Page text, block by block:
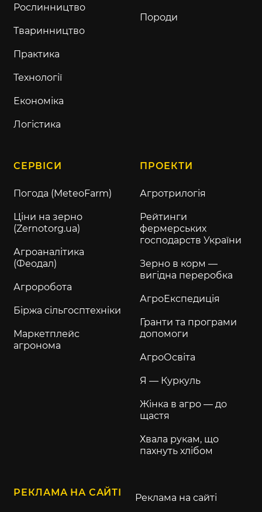
Рослинництво
Тваринництво
Практика
Технології
Економіка
Логістика
Породи
СЕРВІСИ
Погода (MeteoFarm)
Ціни на зерно
(Zernotorg.ua)
Агроаналітика
(Феодал)
Агроробота
Біржа сільгосптехніки
Маркетплейс
агронома
ПРОЕКТИ
Агротрилогія
Рейтинги
фермерських
господарств України
Зерно в корм —
вигідна переробка
АгроЕкспедиція
Гранти та програми
допомоги
АгроОсвіта
Я — Куркуль
Жінка в агро — до
щастя
Хвала рукам, що
пахнуть хлібом
РЕКЛАМА НА САЙТІ Реклама на сайті